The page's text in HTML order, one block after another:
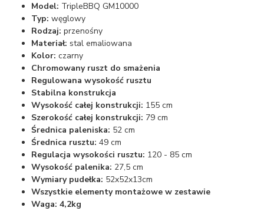
Model: TripleBBQ GM10000
Typ: węglowy
Rodzaj:przenośny
Materiał: stal emaliowana
Kolor: czarny
Chromowany ruszt do smażenia
Regulowana wysokość rusztu
Stabilna konstrukcja
Wysokość całej konstrukcji: 155 cm
Szerokość całej konstrukcji: 79 cm
Średnica paleniska: 52 cm
Średnica rusztu:49 cm
Regulacja wysokości rusztu: 120 - 85 cm
Wysokość palenika: 27,5 cm
Wymiary pudełka: 52x52x13cm
Wszystkie elementy montażowe w zestawie
Waga: 4,2kg